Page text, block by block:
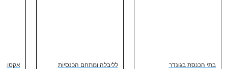
בתי הכנסת בגונדר
לליבלה ומתחם הכנסיות